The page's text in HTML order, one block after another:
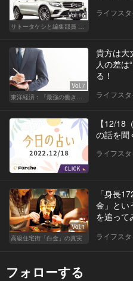
Vol.16
ライフス
Vol.7
貴方は大
人の差は
る！
ライフス
【12/18
の話を聞
ライフス
Vol.1
高級住宅街「白金」の真実
「身長
金」とい
を追って
ライフス
フォローする